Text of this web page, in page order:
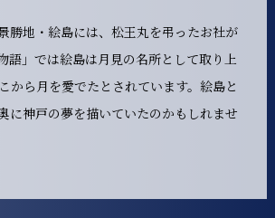
勝地・絵島には、松王丸を弔ったお社が
語」では絵島は月見の名所として取り上
から月を愛でたとされています。絵島と
に神戸の夢を描いていたのかもしれませ